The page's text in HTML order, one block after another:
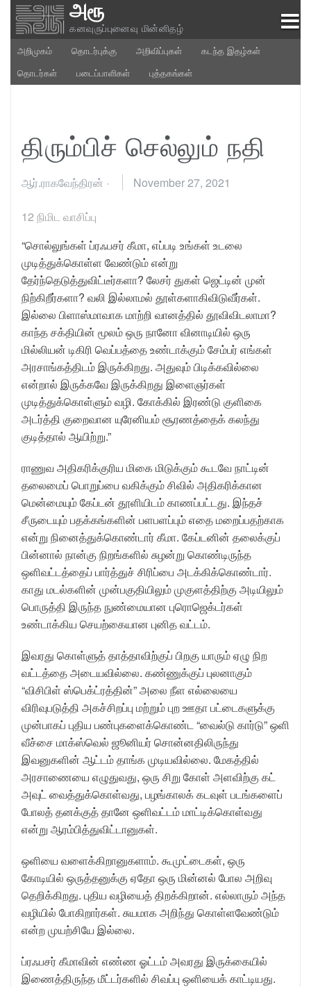
Skip
content
அரூ
கனவுருப்புனைவு மின்னிதழ்
அறிமுகம் தொடர்புக்கு அறிவிப்புகள்
கடந்த இதழ்கள்
தொடர்கள்
படைப்பாளிகள் புத்தகங்கள்
திரும்பிச் செல்லும் நதி
ஆர்.ராகவேந்திரன் · November 27, 2021
12 நிமிட வாசிப்பு
“சொல்லுங்கள் ப்ரஃபசர் கீமா, எப்படி உங்கள் உடலை
முடித்துக்கொள்ள வேண்டும் என்று
தேர்ந்தெடுத்துவிட்டீர்களா? லேசர் துகள் ஜெட்டின் முன்
நிற்கிறீர்களா? வலி இல்லாமல் தூள்களாகிவிடுவீர்கள்.
இல்லை பிளாஸ்மாவாக மாற்றி வானத்தில் தூவிவிடலாமா?
காந்த சக்தியின் மூலம் ஒரு நானோ வினாடியில் ஒரு
மில்லியன் டிகிரி வெப்பத்தை உண்டாக்கும் சேம்பர் எங்கள்
அரசாங்கத்திடம் இருக்கிறது. அதுவும் பிடிக்கவில்லை
என்றால் இருக்கவே இருக்கிறது இளைஞர்கள்
முடித்துக்கொள்ளும் வழி. கோக்கில் இரண்டு குளிகை
அடர்த்தி குறைவான யுரேனியம் சூரணத்தைக் கலந்து
குடித்தால் ஆயிற்று.”
ராணுவ அதிகரிக்குரிய மிகை மிடுக்கும் கூடவே நாட்டின்
தலைமைப் பொறுப்பை வகிக்கும் சிவில் அதிகரிக்கான
மென்மையும் கேப்டன் தூளியிடம் காணப்பட்டது. இந்தச்
சீருடையும் பதக்கங்களின் பளபளப்பும் எதை மறைப்பதற்காக
என்று நினைத்துக்கொண்டார் கீமா. கேப்டனின் தலைக்குப்
பின்னால் நான்கு நிறங்களில் சுழன்று கொண்டிருந்த
ஒளிவட்டத்தைப் பார்த்துச் சிரிப்பை அடக்கிக்கொண்டார்.
காது மடல்களின் முன்பகுதியிலும் முகுளத்திற்கு அடியிலும்
பொருத்தி இருந்த நுண்மையான புரொஜெக்டர்கள்
உண்டாக்கிய செயற்கையான புனித வட்டம்.
இவரது கொள்ளுத் தாத்தாவிற்குப் பிறகு யாரும் ஏழு நிற
வட்டத்தை அடையவில்லை. கண்ணுக்குப் புலனாகும்
“விசிபிள் ஸ்பெக்ட்ரத்தின்” அலை நீள எல்லையை
விரிவுபடுத்தி அகச்சிறப்பு மற்றும் புற ஊதா பட்டைகளுக்கு
முன்பாகப் புதிய பண்புகளைக்கொண்ட “வைல்டு கார்டு” ஒளி
வீச்சை மாக்ஸ்வெல் ஜூனியர் சொன்னதிலிருந்து
இவனுகளின் ஆட்டம் தாங்க முடியவில்லை. மேகத்தில்
அரசாணையை எழுதுவது, ஒரு சிறு கோள் அளவிற்கு கட்
அவுட் வைத்துக்கொள்வது, பழங்காலக் கடவுள் படங்களைப்
போலத் தனக்குத் தானே ஒளிவட்டம் மாட்டிக்கொள்வது
என்று ஆரம்பித்துவிட்டானுகள்.
ஒளியை வளைக்கிறானுகளாம். கூமுட்டைகள், ஒரு
கோடியில் ஒருத்தனுக்கு ஏதோ ஒரு மின்னல் போல அறிவு
தெறிக்கிறது. புதிய வழியைத் திறக்கிறான். எல்லாரும் அந்த
வழியில் போகிறார்கள். சுயமாக அறிந்து கொள்ளவேண்டும்
என்ற முயற்சியே இல்லை.
ப்ரஃபசர் கீமாவின் எண்ண ஓட்டம் அவரது இருக்கையில்
இணைத்திருந்த மீட்டர்களில் சிவப்பு ஒளியைக் காட்டியது.